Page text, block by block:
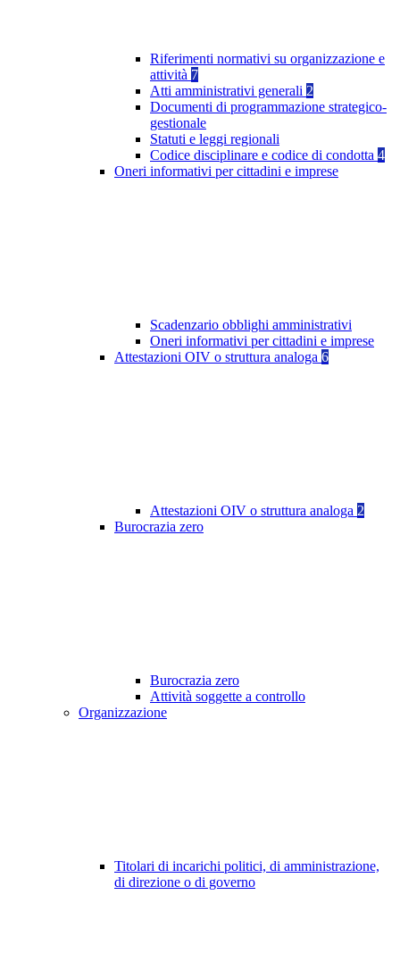
Riferimenti normativi su organizzazione e
attività 7
Atti amministrativi generali 2
Documenti di programmazione strategico-
gestionale
Statuti e leggi regionali
Codice disciplinare e codice di condotta 4
Oneri informativi per cittadini e imprese
Scadenzario obblighi amministrativi
Oneri informativi per cittadini e imprese
Attestazioni OIV o struttura analoga 6
Attestazioni OIV o struttura analoga 2
Burocrazia zero
Burocrazia zero
Attività soggette a controllo
Organizzazione
Titolari di incarichi politici, di amministrazione,
di direzione o di governo